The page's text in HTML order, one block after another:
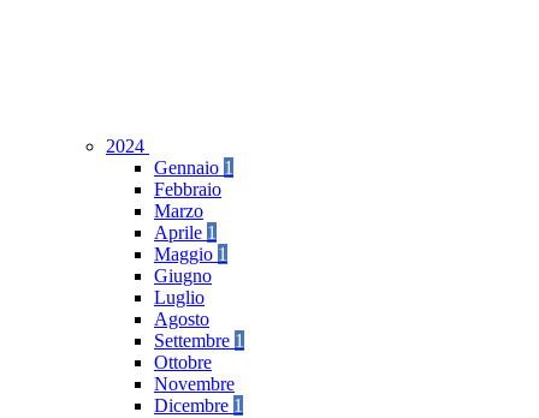
2024
Gennaio 1
Febbraio
Marzo
Aprile 1
Maggio 1
Giugno
Luglio
Agosto
Settembre 1
Ottobre
Novembre
Dicembre 1